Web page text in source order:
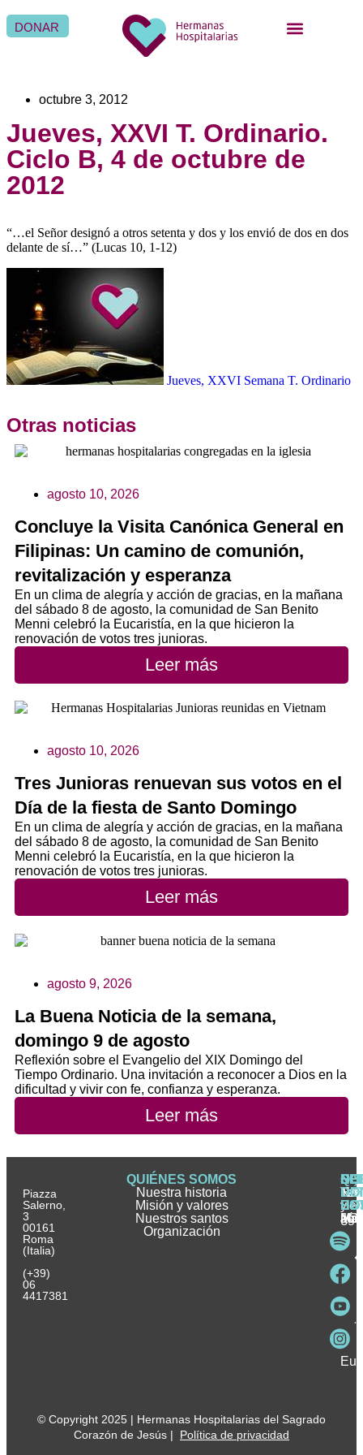
DONAR
octubre 3, 2012
Jueves, XXVI T. Ordinario.
Ciclo B, 4 de octubre de
2012
“…el Señor designó a otros setenta y dos y los envió de dos en dos
delante de sí…” (Lucas 10, 1-12)
Jueves, XXVI Semana T. Ordinario
Otras noticias
agosto 10, 2026
Concluye la Visita Canónica General en
Filipinas: Un camino de comunión,
revitalización y esperanza
En un clima de alegría y acción de gracias, en la mañana
del sábado 8 de agosto, la comunidad de San Benito
Menni celebró la Eucaristía, en la que hicieron la
renovación de votos tres junioras.
Leer más
agosto 10, 2026
Tres Junioras renuevan sus votos en el
Día de la fiesta de Santo Domingo
En un clima de alegría y acción de gracias, en la mañana
del sábado 8 de agosto, la comunidad de San Benito
Menni celebró la Eucaristía, en la que hicieron la
renovación de votos tres junioras.
Leer más
agosto 9, 2026
La Buena Noticia de la semana,
domingo 9 de agosto
Reflexión sobre el Evangelio del XIX Domingo del
Tiempo Ordinario. Una invitación a reconocer a Dios en la
dificultad y vivir con fe, confianza y esperanza.
Leer más
Piazza
Salerno,
3
00161
Roma
(Italia)
(+39)
06
4417381
QUIÉNES SOMOS
Nuestra historia
Misión y valores
Nuestros santos
Organización
e
y
ser
Ser
y
© Copyright 2025 | Hermanas Hospitalarias del Sagrado
Corazón de Jesús | Política de privacidad